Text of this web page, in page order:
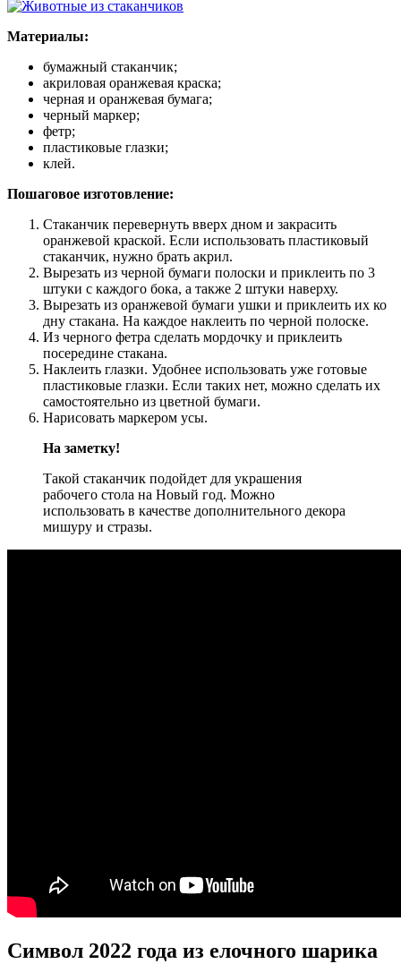
Материалы:
бумажный стаканчик;
акриловая оранжевая краска;
черная и оранжевая бумага;
черный маркер;
фетр;
пластиковые глазки;
клей.
Пошаговое изготовление:
Стаканчик перевернуть вверх дном и закрасить
оранжевой краской. Если использовать пластиковый
стаканчик, нужно брать акрил.
Вырезать из черной бумаги полоски и приклеить по 3
штуки с каждого бока, а также 2 штуки наверху.
Вырезать из оранжевой бумаги ушки и приклеить их ко
дну стакана. На каждое наклеить по черной полоске.
Из черного фетра сделать мордочку и приклеить
посередине стакана.
Наклеить глазки. Удобнее использовать уже готовые
пластиковые глазки. Если таких нет, можно сделать их
самостоятельно из цветной бумаги.
Нарисовать маркером усы.
На заметку!
Такой стаканчик подойдет для украшения
рабочего стола на Новый год. Можно
использовать в качестве дополнительного декора
мишуру и стразы.
Символ 2022 года из елочного шарика